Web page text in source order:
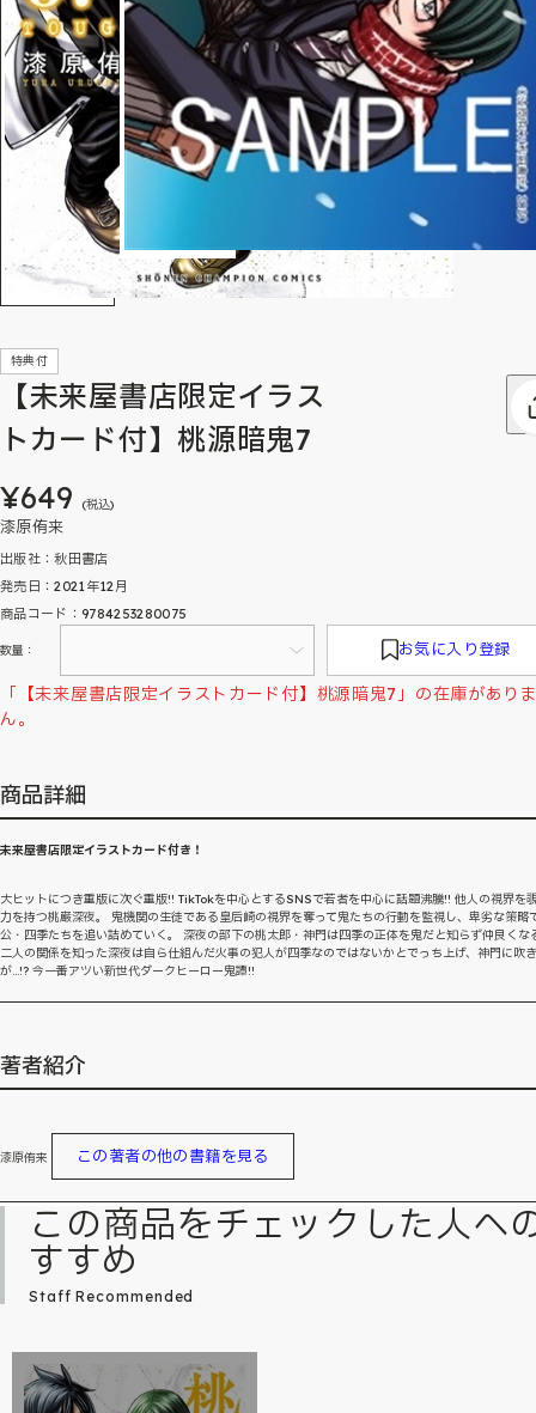
特典付
【未来屋書店限定イラス
トカード付】桃源暗鬼7
¥649 (税込)
漆原侑来
出版社：秋田書店
発売日：2021年12月
商品コード：9784253280075
数量： お気に入り登録
「【未来屋書店限定イラストカード付】桃源暗鬼7」の在庫があり
ん。
商品詳細
未来屋書店限定イラストカード付き！
大ヒットにつき重版に次ぐ重版!! TikTokを中心とするSNSで若者を中心に話題沸騰!! 他人の視界を
力を持つ桃巌深夜。 鬼機関の生徒である皇后崎の視界を奪って鬼たちの行動を監視し、卑劣な策略
公・四季たちを追い詰めていく。 深夜の部下の桃太郎・神門は四季の正体を鬼だと知らず仲良くな
二人の関係を知った深夜は自ら仕組んだ火事の犯人が四季なのではないかとでっち上げ、神門に吹
が…!? 今一番アツい新世代ダークヒーロー鬼譚!!
著者紹介
漆原侑来 この著者の他の書籍を見る
この商品をチェックした人へ
すすめ
Staff Recommended